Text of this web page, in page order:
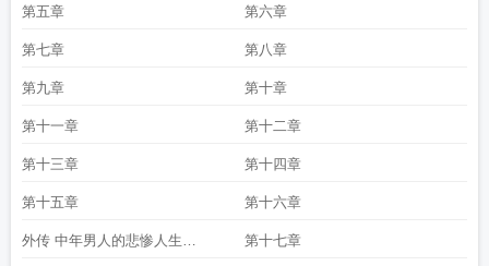
第五章 第六章
第七章 第八章
第九章 第十章
第十一章 第十二章
第十三章 第十四章
第十五章 第十六章
外传 中年男人的悲惨人生 第十七章